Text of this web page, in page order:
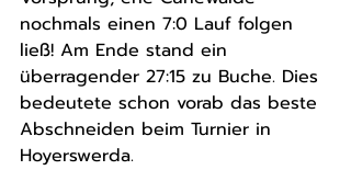
nochmals einen 7:0 Lauf folgen
ließ! Am Ende stand ein
überragender 27:15 zu Buche. Dies
bedeutete schon vorab das beste
Abschneiden beim Turnier in
Hoyerswerda.